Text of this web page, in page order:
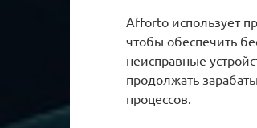
Afforto использует
чтобы обеспечить
неисправные
продолжать
процессов.